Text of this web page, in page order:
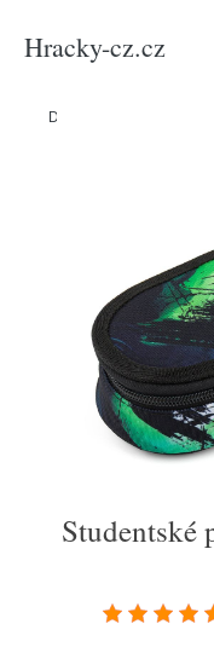
Hracky-cz.cz
Domů
Studentské